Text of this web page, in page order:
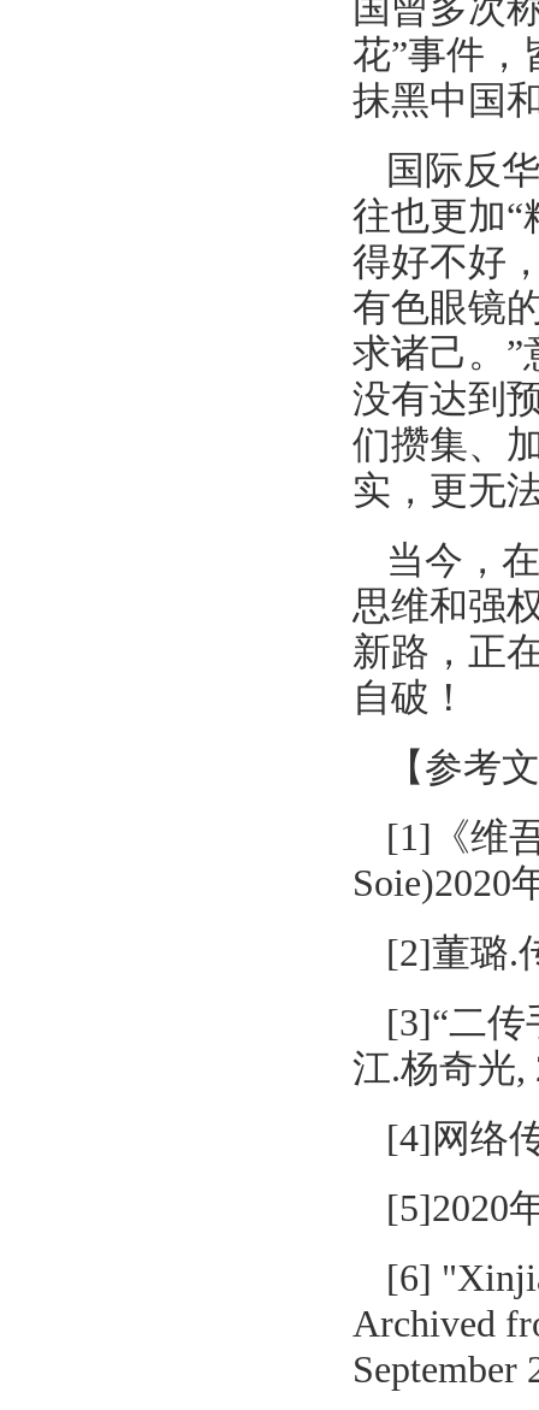
国曾多次
花”事件，
抹黑中国
国际反
往也更加“
得好不好
有色眼镜
求诸己。”
没有达到
们攒集、
实，更无
当今，
思维和强
新路，正
自破！
【参考
[1]《维
Soie)2020
[2]董璐.
[3]“二
江.杨奇光,
[4]网络
[5]2020
[6]
Archived
September